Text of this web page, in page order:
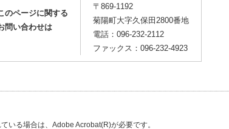
のページに関する
問い合わせは
〒869-1192
菊陽町大字久保田2800番地
電話：096-232-2112
ファックス：096-232-4923
いる場合は、Adobe Acrobat(R)が必要です。